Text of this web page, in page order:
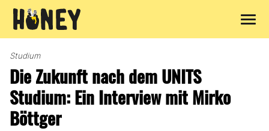
Inhalt
Studium
Die Zukunft nach dem UNITS
Studium: Ein Interview mit Mirko
Böttger